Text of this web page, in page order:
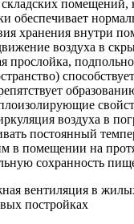
помещений,
обеспечивает
хранения внутри
воздуха в
прослойка,
воздуха в
постоянный
в помещении на
сохранность